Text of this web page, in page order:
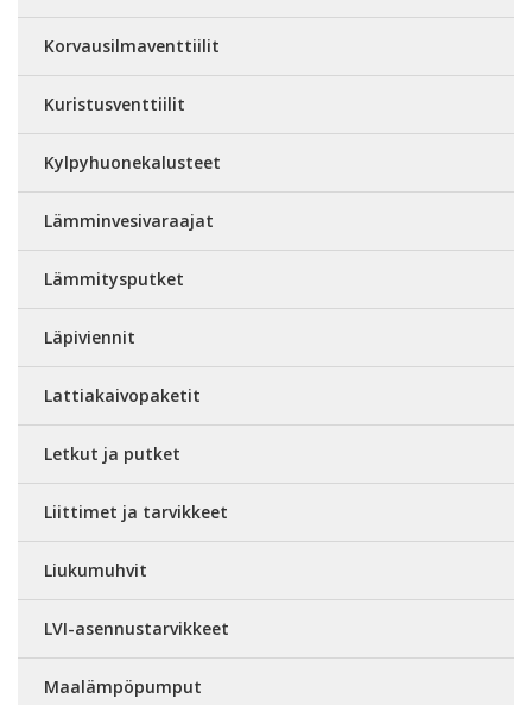
Korvausilmaventtiilit
Kuristusventtiilit
Kylpyhuonekalusteet
Lämminvesivaraajat
Lämmitysputket
Läpiviennit
Lattiakaivopaketit
Letkut ja putket
Liittimet ja tarvikkeet
Liukumuhvit
LVI-asennustarvikkeet
Maalämpöpumput